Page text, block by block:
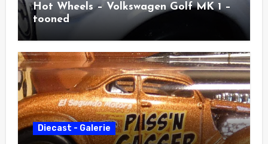
Hot Wheels – Volkswagen Golf MK 1 –
tooned
Diecast - Galerie